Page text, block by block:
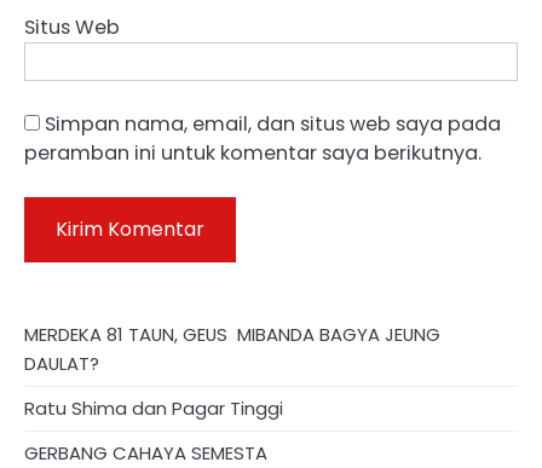
Situs Web
Simpan nama, email, dan situs web saya pada
peramban ini untuk komentar saya berikutnya.
MERDEKA 81 TAUN, GEUS MIBANDA BAGYA JEUNG
DAULAT?
Ratu Shima dan Pagar Tinggi
GERBANG CAHAYA SEMESTA